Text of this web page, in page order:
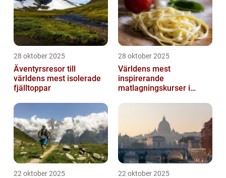
28 oktober 2025
Äventyrsresor till
världens mest isolerade
fjälltoppar
28 oktober 2025
Världens mest
inspirerande
matlagningskurser i
22 oktober 2025 22 oktober 2025